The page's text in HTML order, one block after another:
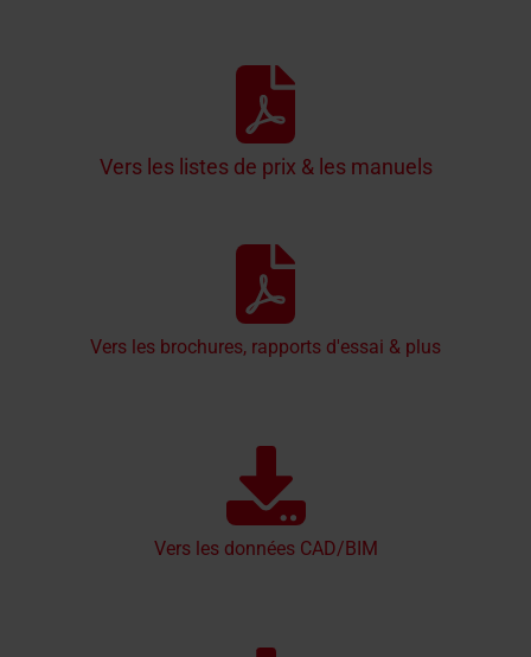
Vers les listes de prix & les manuels
Vers les brochures, rapports d'essai & plus
Vers les données CAD/BIM